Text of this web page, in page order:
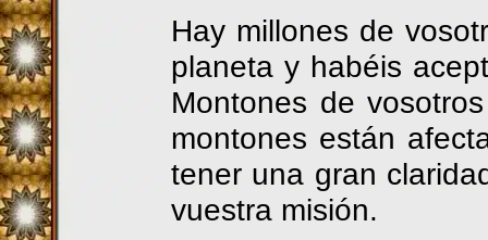
Hay millones de
planeta y habéis
Montones de
montones están
tener una gran
vuestra misión.